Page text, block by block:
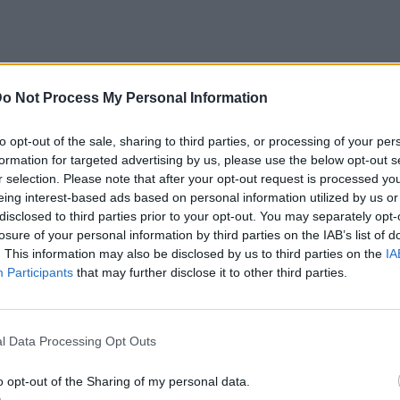
Not Process My Personal Information
opt-out of the sale, sharing to third parties, or processing of your
for targeted advertising by us, please use the below opt-out
selection. Please note that after your opt-out request is processed
interest-based ads based on personal information utilized by us
to third parties prior to your opt-out. You may separately
of your personal information by third parties on the IAB’s list of
This information may also be disclosed by us to third parties on the
Participants that may further disclose it to other third parties.
Data Processing Opt Outs
opt-out of the Sharing of my personal data.
γνωρίσει κάποιον που να ασχολείται με
και είναι ο τύπος που λατρεύει να σηκώνει πολλά
στο να φτιάξει ένα σώμα γεμάτο δυνατούς μυς.
body builders είναι ενήλικοι ή τέλος πάντων, δεν
όμως ήρθε και άλλαξε τα δεδομένα, καθώς σε εκείνη
να σηκώσει μέχρι και τέσσερις ενήλικες
ακούσει το όνομα της Varya Akulova, που σήμερα
παιδί αποτελούσε το πιο δυνατό κορίτσι του